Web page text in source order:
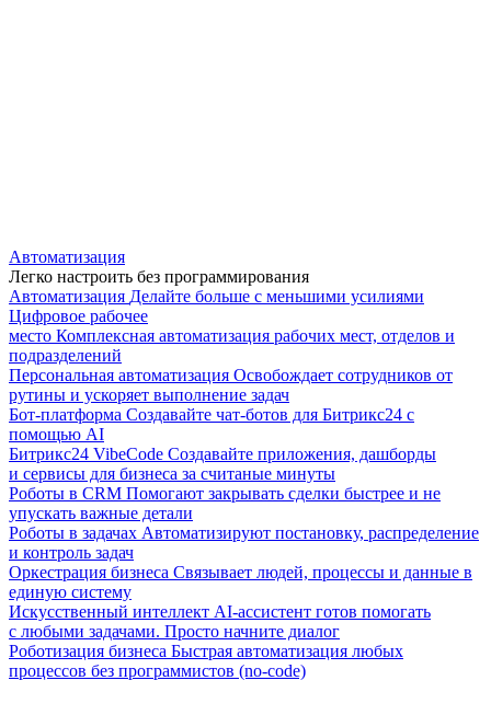
Автоматизация
Легко настроить без программирования
Автоматизация Делайте больше с меньшими усилиями
Цифровое рабочее
место Комплексная автоматизация рабочих мест, отделов и
подразделений
Персональная автоматизация Освобождает сотрудников от
рутины и ускоряет выполнение задач
Бот-платформа Создавайте чат-ботов для Битрикс24 с
помощью AI
Битрикс24 VibeCode Создавайте приложения, дашборды
и сервисы для бизнеса за считаные минуты
Роботы в CRM Помогают закрывать сделки быстрее и не
упускать важные детали
Роботы в задачах Автоматизируют постановку, распределение
и контроль задач
Оркестрация бизнеса Связывает людей, процессы и данные в
единую систему
Искусственный интеллект AI-ассистент готов помогать
с любыми задачами. Просто начните диалог
Роботизация бизнеса Быстрая автоматизация любых
процессов без программистов (no-code)